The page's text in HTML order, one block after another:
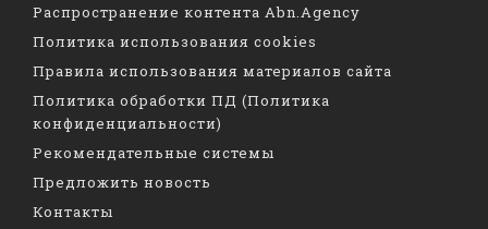
Распространение контента Abn.Agency
Политика использования cookies
Правила использования материалов сайта
Политика обработки ПД (Политика
конфиденциальности)
Рекомендательные системы
Предложить новость
Контакты